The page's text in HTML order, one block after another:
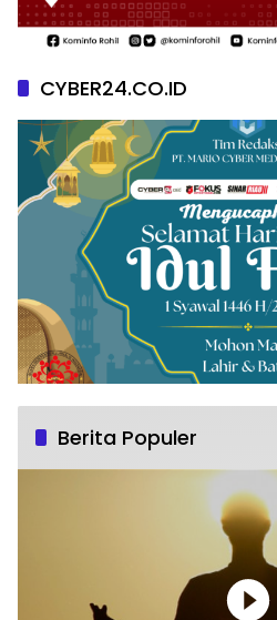
CYBER24.CO.ID
Berita Populer